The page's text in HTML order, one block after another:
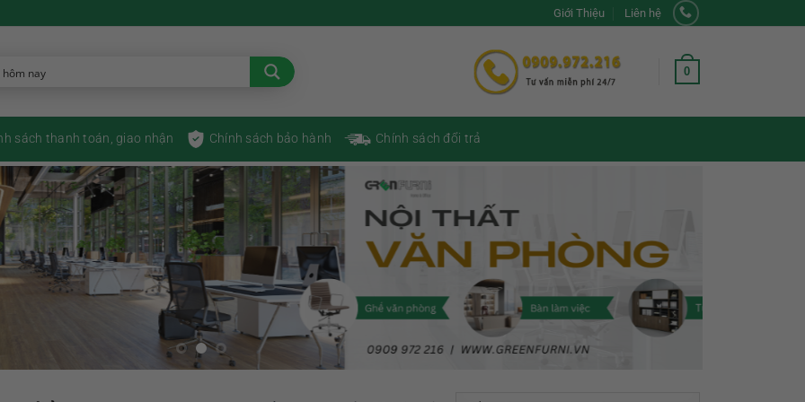
Giới Thiệu Liên hệ
0
sách thanh toán, giao nhận Chính sách bảo hành Chính sách đổi trả